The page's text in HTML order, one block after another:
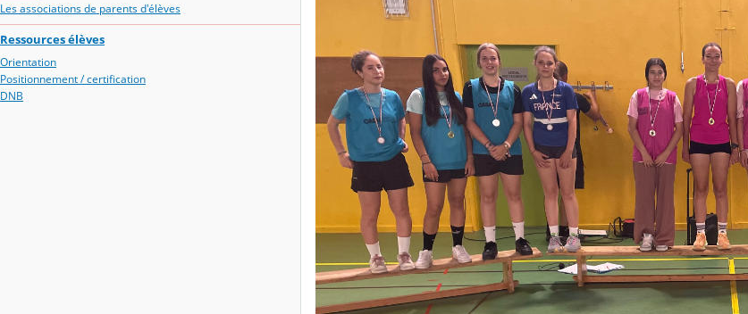
Les associations de parents d'élèves
Ressources élèves
Orientation
Positionnement / certification
DNB